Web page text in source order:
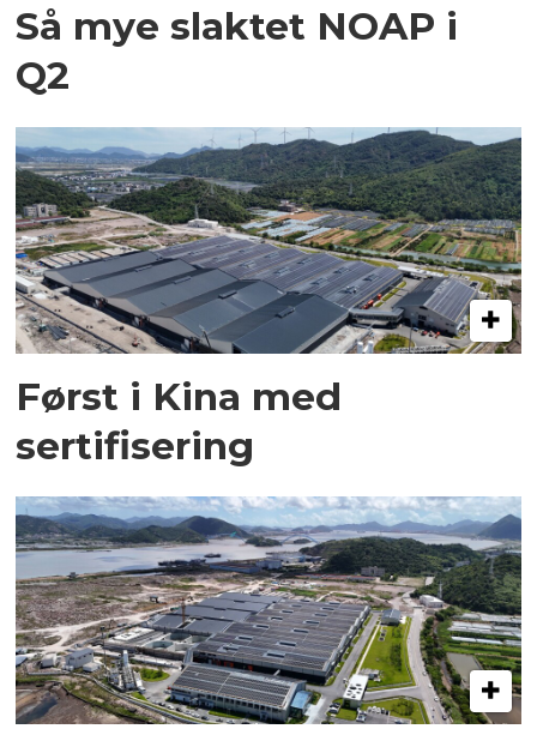
Så mye slaktet NOAP i
Q2
Først i Kina med
sertifisering